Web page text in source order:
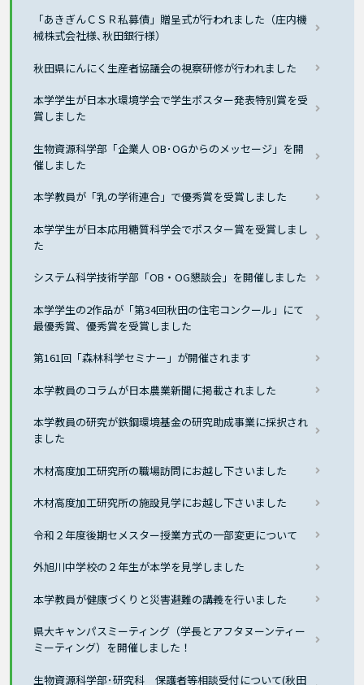
「あきぎんＣＳＲ私募債」贈呈式が行われました（庄内機
械株式会社様､秋田銀行様）
秋田県にんにく生産者協議会の視察研修が行われました
本学学生が日本水環境学会で学生ポスター発表特別賞を受
賞しました
生物資源科学部「企業人 OB･OGからのメッセージ」を開
催しました
本学教員が「乳の学術連合」で優秀賞を受賞しました
本学学生が日本応用糖質科学会でポスター賞を受賞しまし
た
システム科学技術学部「OB・OG懇談会」を開催しました
本学学生の2作品が「第34回秋田の住宅コンクール」にて
最優秀賞、優秀賞を受賞しました
第161回「森林科学セミナー」が開催されます
本学教員のコラムが日本農業新聞に掲載されました
本学教員の研究が鉄鋼環境基金の研究助成事業に採択され
ました
木材高度加工研究所の職場訪問にお越し下さいました
木材高度加工研究所の施設見学にお越し下さいました
令和２年度後期セメスター授業方式の一部変更について
外旭川中学校の２年生が本学を見学しました
本学教員が健康づくりと災害避難の講義を行いました
県大キャンパスミーティング（学長とアフタヌーンティー
ミーティング）を開催しました！
生物資源科学部･研究科 保護者等相談受付について(秋田